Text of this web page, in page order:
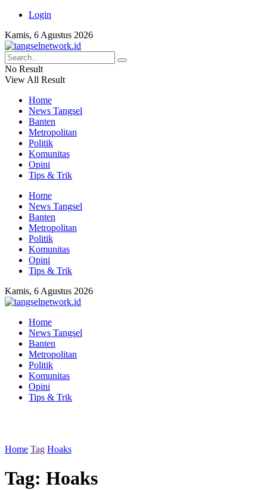
Login
Kamis, 6 Agustus 2026
No Result
View All Result
Home
News Tangsel
Banten
Metropolitan
Politik
Komunitas
Opini
Tips & Trik
Home
News Tangsel
Banten
Metropolitan
Politik
Komunitas
Opini
Tips & Trik
Kamis, 6 Agustus 2026
Home
News Tangsel
Banten
Metropolitan
Politik
Komunitas
Opini
Tips & Trik
Home Tag Hoaks
Tag: Hoaks